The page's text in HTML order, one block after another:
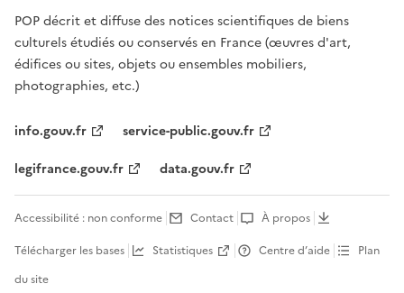
POP décrit et diffuse des notices scientifiques de biens
culturels étudiés ou conservés en France (œuvres d'art,
édifices ou sites, objets ou ensembles mobiliers,
photographies, etc.)
info.gouv.fr
service-public.gouv.fr
legifrance.gouv.fr
data.gouv.fr
Accessibilité : non conforme Contact
À propos
Télécharger les bases
Statistiques Centre d’aide
Plan
du site